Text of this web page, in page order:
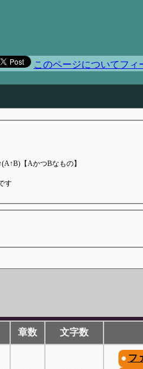
このページについてフ
【AかつBなもの】
す
章数 文字数
フ